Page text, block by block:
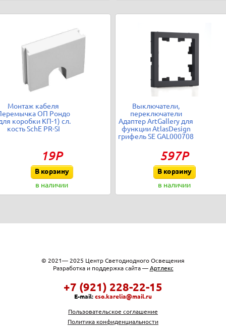
Монтаж кабеля
ОП Рондо
коробки КП-1) сл.
кость SchE PR-SI
19Р
В корзину
в наличии
Выключатели,
переключатели
Адаптер ArtGallery для
функции AtlasDesign
грифель SE GAL000708
597Р
В корзину
в наличии
© 2021— 2025 Центр Светодиодного Освещения
Разработка и поддержка сайта — Артлекс
+7 (921) 228-22-15
E-mail: cso.karelia@mail.ru
Пользовательское соглашение
Политика конфиденциальности